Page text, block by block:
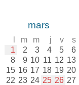
mars
m m j v s
1 2 3 4 5 6
8 9 10 11 12 13
15 16 17 18 19 20
22 23 24 25 26 27